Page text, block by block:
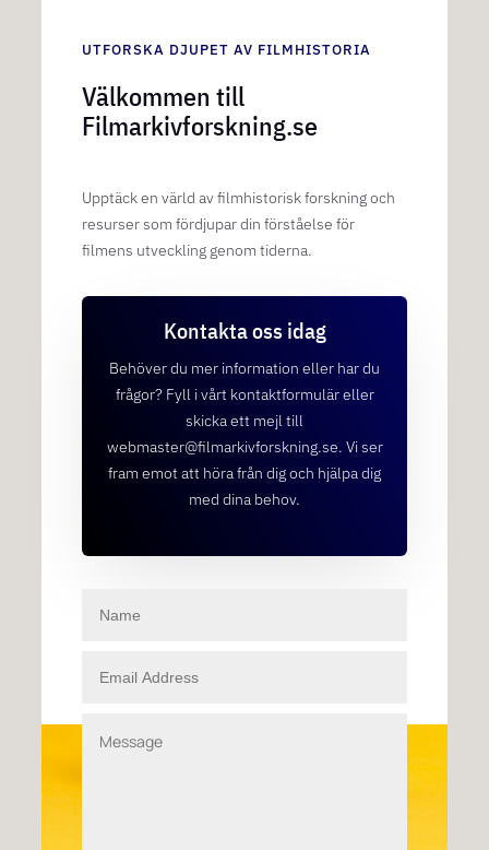
UTFORSKA DJUPET AV FILMHISTORIA
Välkommen till
Filmarkivforskning.se
Upptäck en värld av filmhistorisk forskning och
resurser som fördjupar din förståelse för
filmens utveckling genom tiderna.
Kontakta oss idag
Behöver du mer information eller har du
frågor? Fyll i vårt kontaktformulär eller
skicka ett mejl till
webmaster@filmarkivforskning.se. Vi ser
fram emot att höra från dig och hjälpa dig
med dina behov.